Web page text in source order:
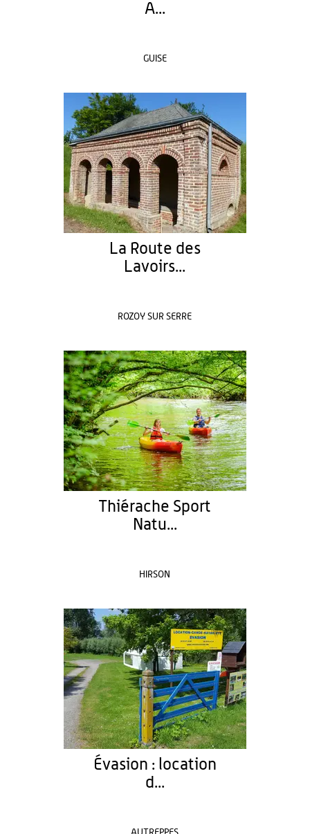
A...
GUISE
La Route des
Lavoirs...
ROZOY SUR SERRE
Thiérache Sport
Natu...
HIRSON
Évasion : location
d...